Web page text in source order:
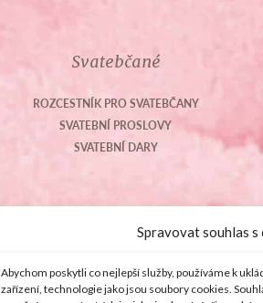
Spravovat souhlas s
Abychom poskytli co nejlepší služby, používáme k
zařízení, technologie jako jsou soubory cookies.
Svatebčané
ROZCESTNÍK PRO SVATEBČANY
SVATEBNÍ PROSLOVY
SVATEBNÍ DARY